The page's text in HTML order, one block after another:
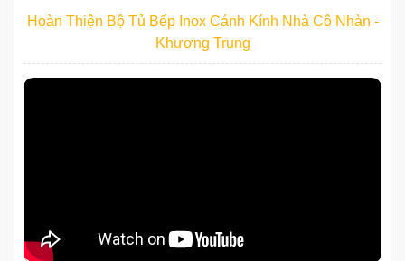
Hoàn Thiện Bộ Tủ Bếp Inox Cánh Kính Nhà Cô Nhàn -
Khương Trung